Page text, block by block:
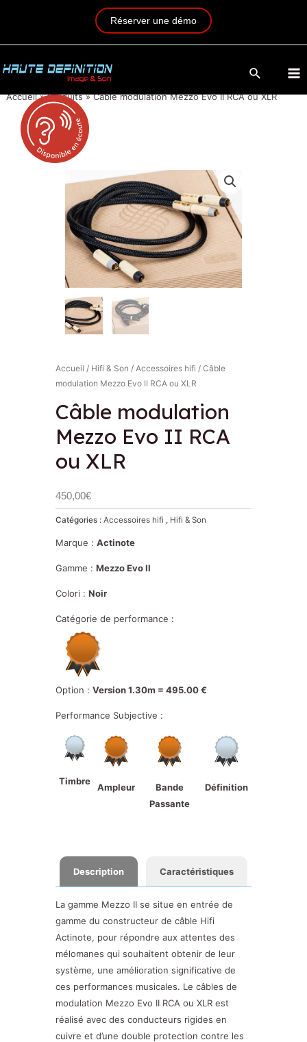
Réserver une démo
Accueil»Produits»Câble modulation Mezzo Evo II RCA ou XLR
Accueil / Hifi & Son / Accessoires hifi / Câble
modulation Mezzo Evo II RCA ou XLR
Câble modulation
Mezzo Evo II RCA
ou XLR
450,00€
Catégories : Accessoires hifi , Hifi & Son
Marque : Actinote
Gamme : Mezzo Evo II
Colori : Noir
Catégorie de performance :
Option : Version 1.30m = 495.00 €
Performance Subjective :
Timbre
Ampleur
Bande
Passante
Définition
Description Caractéristiques
La gamme Mezzo II se situe en entrée de
gamme du constructeur de câble Hifi
Actinote, pour répondre aux attentes des
mélomanes qui souhaitent obtenir de leur
système, une amélioration significative de
ces performances musicales. Le câbles de
modulation Mezzo Evo II RCA ou XLR est
réalisé avec des conducteurs rigides en
cuivre et d’une double protection contre les